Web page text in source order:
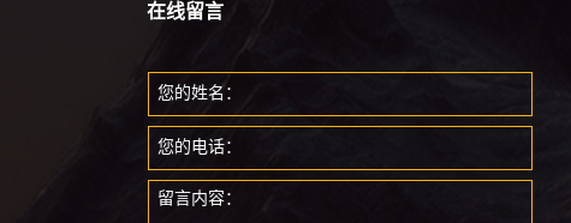
在线留言
您的姓名：
您的电话：
留言内容：